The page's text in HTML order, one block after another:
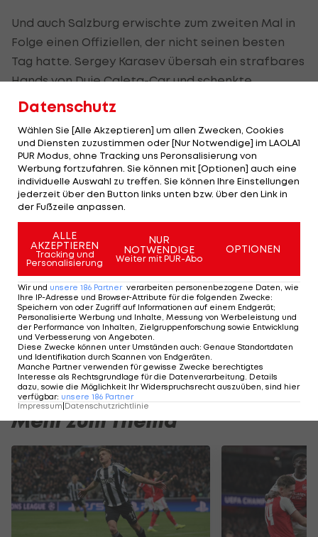
Und auch Salzburg erwischte zum zweiten Mal in
Folge einen Offiziellen, der nicht seinen besten
Tag hatte. Sergey Karasev übersah ein strafbares
Hands von Duje Caleta-Car und schenkte
Marseille einen spielentscheidenden Eckball.
Einen Videobeweis, der den Salzburgern beim
Eckball übrigens nicht geholfen hätte, wird es in
der kommenden internationalen Saison aber
weiter nicht geben, das bestätigt die UEFA auf
"kicker"-Nachfrage.
Die UEFA will "die laufenden Tests weiterverfolgen
und dann abklären, wie das System unter
Bewahrung des Spielflusses umgesetzt werden
kann, bevor wir eine Entscheidung treffen".
Videobeweis-Gegner und UEFA-Präsident
Aleksander Ceferin erklärt erst im Februar,dass
der VAR oft für "große Konfusion" sorge.
Mehr zum Thema
Datenschutz
Wählen Sie [Alle Akzeptieren] um allen Zwecken, Cookies
und Diensten zuzustimmen oder [Nur Notwendige] im LAOLA1
PUR Modus, ohne Tracking uns Peronsalisierung von
Werbung fortzufahren. Sie können mit [Optionen] auch eine
individuelle Auswahl zu treffen. Sie können Ihre Einstellungen
jederzeit über den Button links unten bzw. über den Link in
der Fußzeile anpassen.
ALLE
AKZEPTIEREN
Tracking und
Personalisierung
NUR
NOTWENDIGE
Weiter mit PUR-Abo
OPTIONEN
Wir und unsere 186 Partner verarbeiten personenbezogene Daten, wie
Ihre IP-Adresse und Browser-Attribute für die folgenden Zwecke:
Speichern von oder Zugriff auf Informationen auf einem Endgerät;
Personalisierte Werbung und Inhalte, Messung von Werbeleistung und
der Performance von Inhalten, Zielgruppenforschung sowie Entwicklung
und Verbesserung von Angeboten
Diese Zwecke können unter Umständen auch: Genaue Standortdaten
und Identifikation durch Scannen von Endgeräten
Manche Partner verwenden für gewisse Zwecke berechtigtes
Interesse als Rechtsgrundlage für die Datenverarbeitung. Details
dazu, sowie die Möglichkeit Ihr Widerspruchsrecht auszuüben, sind hier
verfügbar: unsere 186 Partner
Impressum|Datenschutzrichtlinie